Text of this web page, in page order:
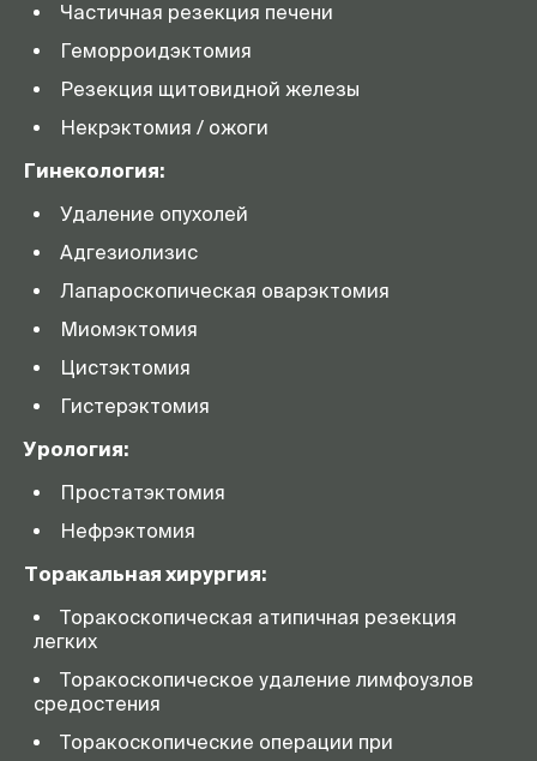
Частичная резекция печени
Геморроидэктомия
Резекция щитовидной железы
Некрэктомия / ожоги
Гинекология:
Удаление опухолей
Адгезиолизис
Лапароскопическая оварэктомия
Миомэктомия
Цистэктомия
Гистерэктомия
Урология:
Простатэктомия
Нефрэктомия
Торакальная хирургия:
Торакоскопическая атипичная резекция
легких
Торакоскопическое удаление лимфоузлов
средостения
Торакоскопические операции при